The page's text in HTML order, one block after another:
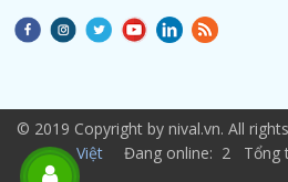
© 2019 Copyright by nival.vn. All
Việt
Đang online: 2 Tổng